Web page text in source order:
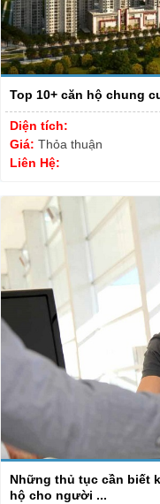
Top 10+ căn hộ chung
Diện tích:
Giá: Thỏa thuận
Liên Hệ:
Những thủ tục cần biết
hộ cho người ...